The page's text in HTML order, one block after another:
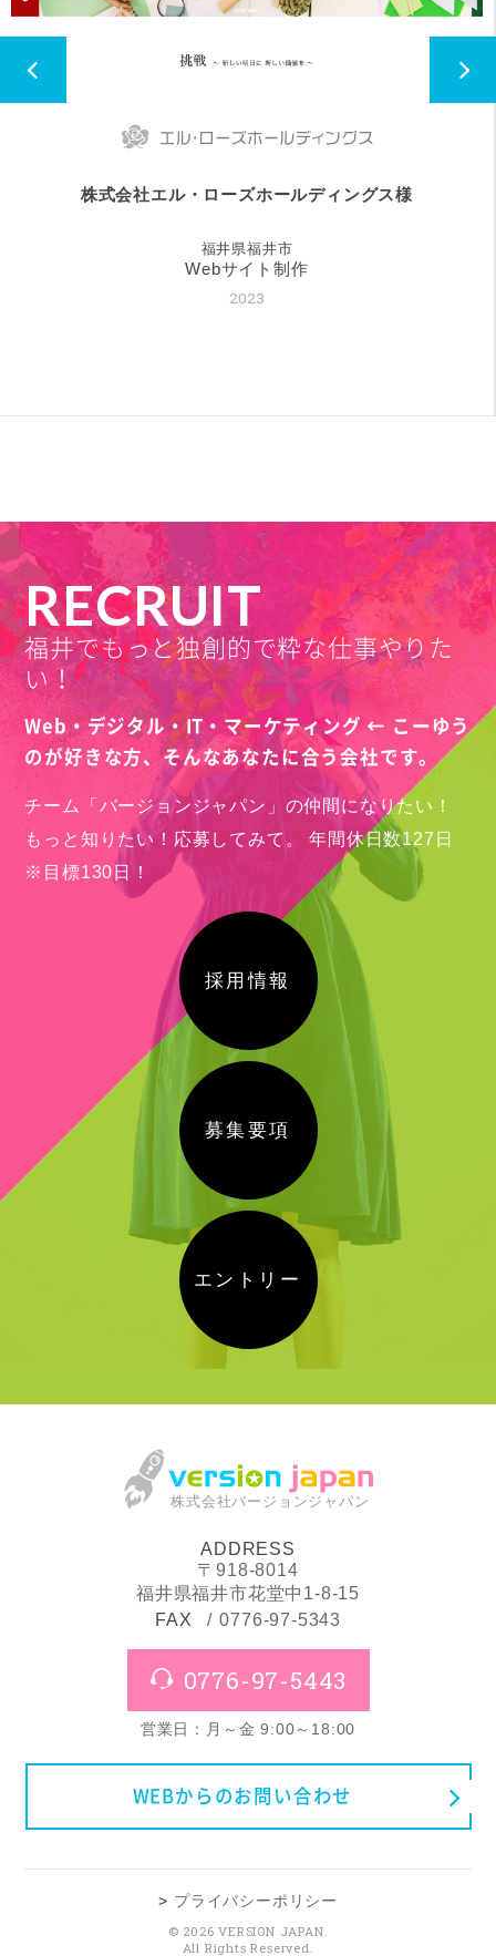
株式会社エル・ローズホールディングス様
福井県福井市
Webサイト制作
2023
RECRUIT
福井でもっと独創的で粋な仕事やりた
い！
Web・デジタル・IT・マーケティング ← こーゆう
のが好きな方、そんなあなたに合う会社です。
チーム「バージョンジャパン」の仲間になりたい！
もっと知りたい！応募してみて。
年間休日数127日
※目標130日！
採用情報
募集要項
エントリー
株式会社バージョンジャパン
ADDRESS
〒918-8014
福井県福井市花堂中1-8-15
FAX
0776-97-5343
0776-97-5443
営業日：月～金 9:00～18:00
WEBからのお問い合わせ
プライバシーポリシー
© 2026 VERSION JAPAN.
All Rights Reserved.